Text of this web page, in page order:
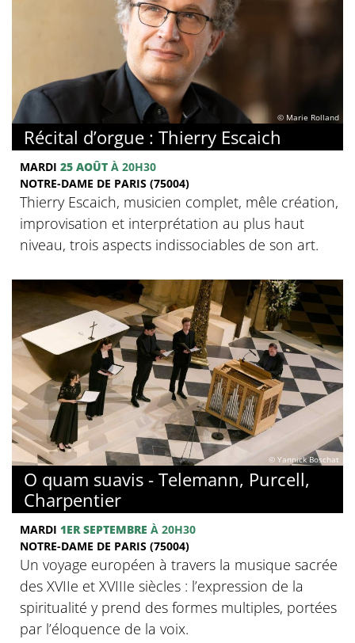
© Marie Rolland
Récital d’orgue : Thierry Escaich
MARDI 25 AOÛT À 20H30
NOTRE-DAME DE PARIS (75004)
Thierry Escaich, musicien complet, mêle création,
improvisation et interprétation au plus haut
niveau, trois aspects indissociables de son art.
© Yannick Boschat
O quam suavis - Telemann, Purcell,
Charpentier
MARDI 1ER SEPTEMBRE À 20H30
NOTRE-DAME DE PARIS (75004)
Un voyage européen à travers la musique sacrée
des XVIIe et XVIIIe siècles : l’expression de la
spiritualité y prend des formes multiples, portées
par l’éloquence de la voix.